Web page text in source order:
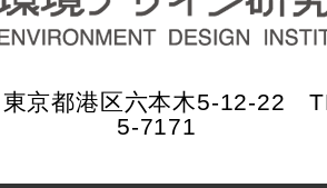
京都港区六本木5-12-22
5-7171